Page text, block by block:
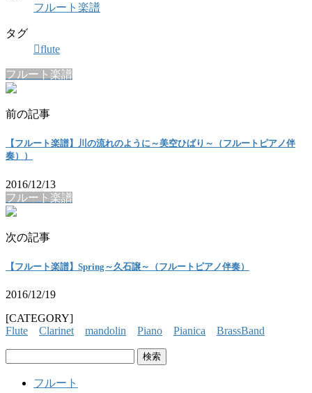
フルート楽譜
タグ
flute
フルート楽譜
前の記事
【フルート楽譜】川の流れのように～美空ひばり～（フルートピアノ伴
奏））
2016/12/13
フルート楽譜
次の記事
【フルート楽譜】Spring～久石譲～（フルートピアノ伴奏）
2016/12/19
[CATEGORY]
Flute
Clarinet mandolin Piano Pianica
BrassBand
フルート